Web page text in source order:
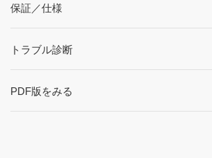
保証／仕様
トラブル診断
PDF版をみる